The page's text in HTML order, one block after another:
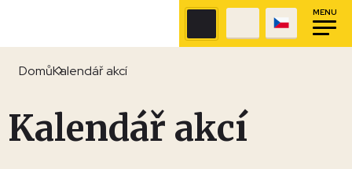
MENU
DomůKalendář akcí
Kalendář akcí